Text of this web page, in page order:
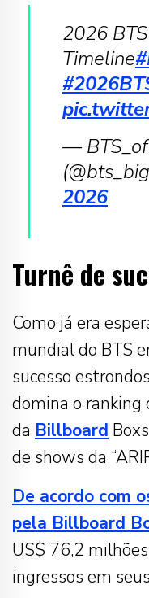
2026
Timeline
—
2026
Turnê de
Como já era
mundial do BTS
sucesso
domina o ranking
da Billboard
de shows da
De acordo com
pela Billboard
US$ 76,2
ingressos em